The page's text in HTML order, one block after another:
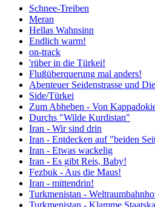
Schnee-Treiben
Meran
Hellas Wahnsinn
Endlich warm!
on-track
'rüber in die Türkei!
Flußüberquerung mal anders!
Abenteuer Seidenstrasse und
Side/Türkei
Zum Abheben - Von
Durchs "Wilde Kurdistan"
Iran - Wir sind drin
Iran - Entdecken auf "beiden
Iran - Etwas wackelig
Iran - Es gibt Reis, Baby!
Fezbuk - Aus die Maus!
Iran - mittendrin!
Turkmenistan -
Turkmenistan - Klamme